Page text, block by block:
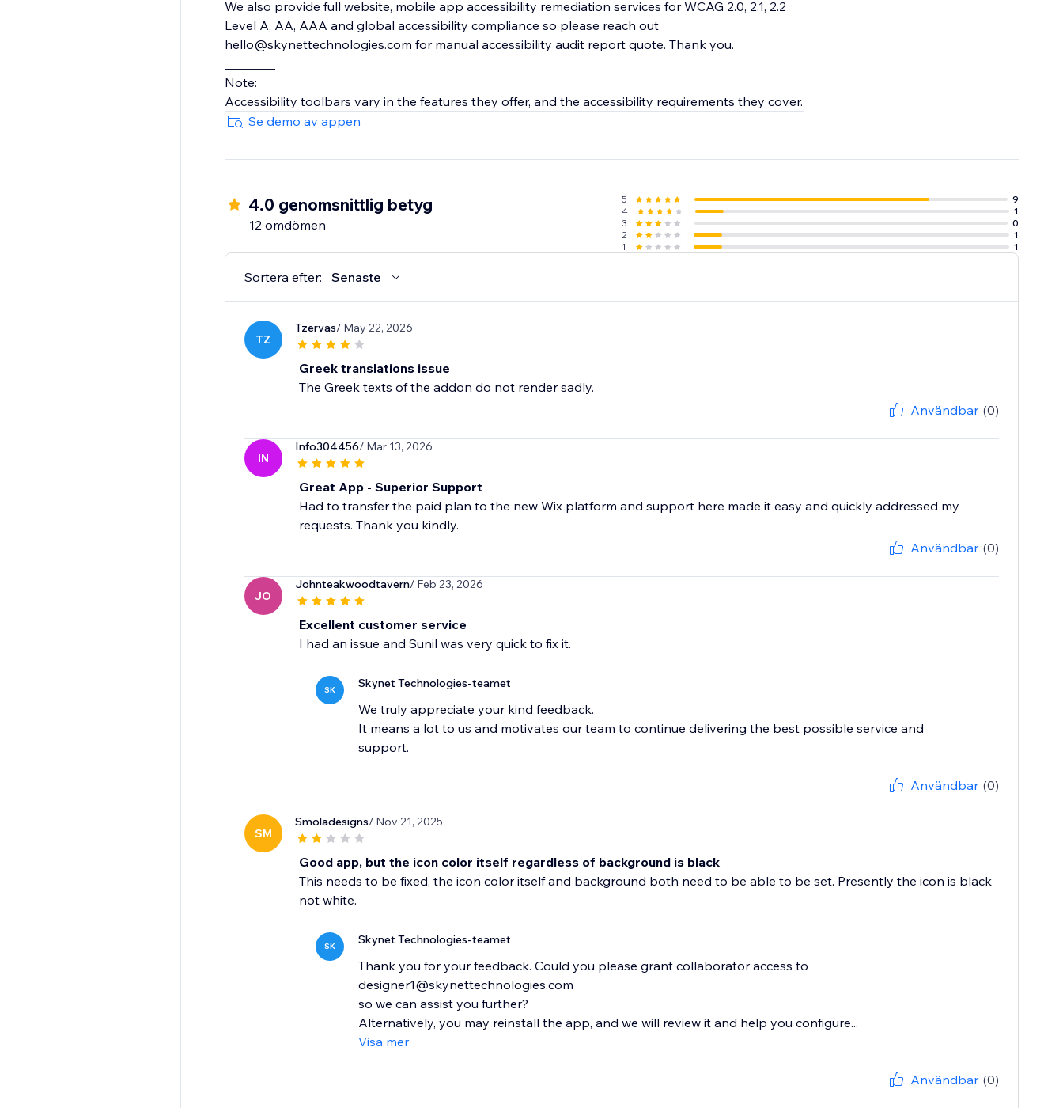
We also provide full website, mobile app accessibility remediation services for WCAG 2.0, 2.1, 2.2
Level A, AA, AAA and global accessibility compliance so please reach out
hello@skynettechnologies.com for manual accessibility audit report quote. Thank you.
Note:
Accessibility toolbars vary in the features they offer, and the accessibility requirements they cover.
Se demo av appen
4.0 genomsnittlig betyg
12 omdömen
5
9
4
1
3
0
2
1
1
1
Sortera efter: Senaste
TZ
Tzervas/ May 22, 2026
Greek translations issue
The Greek texts of the addon do not render sadly.
Användbar (0)
IN
Info304456/ Mar 13, 2026
Great App - Superior Support
Had to transfer the paid plan to the new Wix platform and support here made it easy and quickly addressed my
requests. Thank you kindly.
Användbar (0)
JO
Johnteakwoodtavern/ Feb 23, 2026
Excellent customer service
I had an issue and Sunil was very quick to fix it.
SK Skynet Technologies-teamet
We truly appreciate your kind feedback.
It means a lot to us and motivates our team to continue delivering the best possible service and
support.
Användbar (0)
SM
Smoladesigns/ Nov 21, 2025
Good app, but the icon color itself regardless of background is black
This needs to be fixed, the icon color itself and background both need to be able to be set. Presently the icon is black
not white.
SK Skynet Technologies-teamet
Thank you for your feedback. Could you please grant collaborator access to
designer1@skynettechnologies.com
so we can assist you further?
Alternatively, you may reinstall the app, and we will review it and help you configure...
Visa mer
Användbar (0)